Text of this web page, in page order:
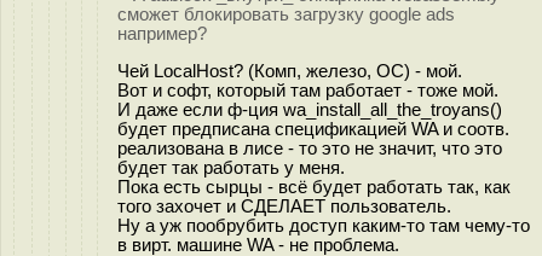
сможет блокировать загрузку google ads
например?
Чей LocalHost? (Комп, железо, ОС) - мой.
Вот и софт, который там работает - тоже мой.
И даже если ф-ция wa_install_all_the_troyans()
будет предписана спецификацией WA и соотв.
реализована в лисе - то это не значит, что это
будет так работать у меня.
Пока есть сырцы - всё будет работать так, как
того захочет и СДЕЛАЕТ пользователь.
Ну а уж пообрубить доступ каким-то там чему-то
в вирт. машине WA - не проблема.